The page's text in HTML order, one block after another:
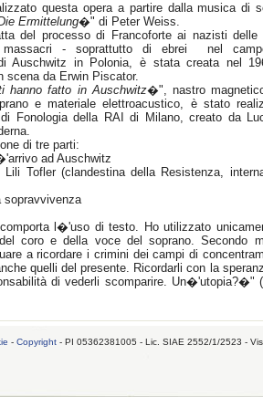
questa opera a partire dalla musica di
Ermittelung�" di Peter Weiss.
del processo di Francoforte ai nazisti delle
massacri - soprattutto di ebrei  nel
Auschwitz in Polonia, è stata creata nel
scena da Erwin Piscator.
hanno fatto in Auschwitz�", nastro
e materiale elettroacustico, è stato
Fonologia della RAI di Milano, creato da
di tre parti:
ad Auschwitz
(clandestina della Resistenza,
l�'uso di testo. Ho utilizzato
coro e della voce del soprano. Secondo
a ricordare i crimini dei campi di
quelli del presente. Ricordarli con la
di vederli scomparire. Un�'utopia?�"
- Copyright - PI 05362381005 - Lic. SIAE 2552/1/2523 -